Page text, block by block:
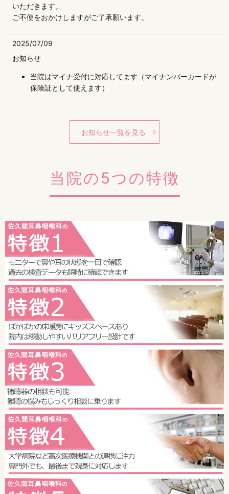
いただきます。
ご不便をおかけしますがご了承願います。
2025/07/09
お知らせ
当院はマイナ受付に対応してます（マイナンバーカードが
保険証として使えます）
制を有し、マイナ保険証を推進、電子処方箋（予定）、
受診した患者さんの受診歴、薬剤情報、特定健診情報その
他必要な診療情報を診察室等で活用できる体制を整備し医
当院では、医療の透明化や患者様への情報提供を積極的に
推進していく観点から、領収書の発行の際に、個別の診療
報酬の算定項目の分かる明細書を無料で発行しておりま
当院では、後発医薬品のある医薬品について、薬剤の成分
をもとにした一般名処方を行う場合があります。一般名処
方によって特定の医薬品の供給が不足した場合であって
も、患者様に必要な医薬品が提供しやすくなります（令和
6年10月より長期収載品について患者さんの希望を踏まえ
処方した場合は選定療養となることを踏まえつつ）。
2022/10/05
お願い：発熱、風邪症状のある患者さんへ
本人、周りの方で1週間以内に37度以上の発熱、風邪症状（咳
などの呼吸器症状、倦怠感等）、咽頭痛（のどが痛い、違和感
がある等）ある方や陽性・濃厚接触の方がみえる方で受診を希
望される場合、本人（同伴の方も含む）は絶対に院内には入ら
ず、必ずご自宅を出る前に電話にてご相談していただくようお
願いします。当院では受診歴の有無に関わらず受入れを行って
います。
電話番号（
058-231-6974
2020/07/06
お知らせ
新型コロナ感染症が終息するまでの間、鼻レーザーおよび一
お知らせ一覧を見る
当院の5つの特徴